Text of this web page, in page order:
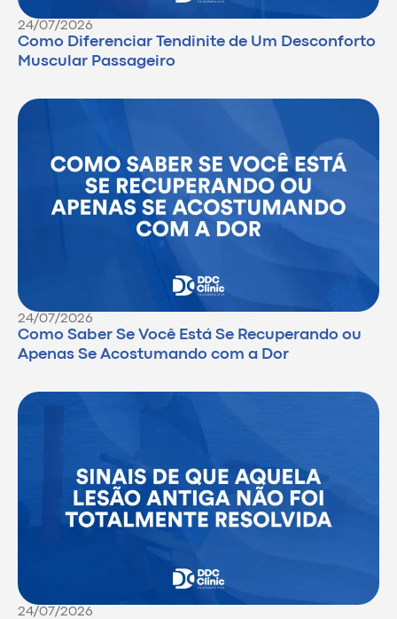
24/07/2026
Como Diferenciar Tendinite de Um Desconforto
Muscular Passageiro
24/07/2026
Como Saber Se Você Está Se Recuperando ou
Apenas Se Acostumando com a Dor
24/07/2026